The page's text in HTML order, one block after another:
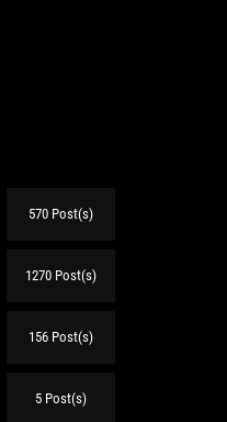
570 Post(s)
1270 Post(s)
156 Post(s)
5 Post(s)